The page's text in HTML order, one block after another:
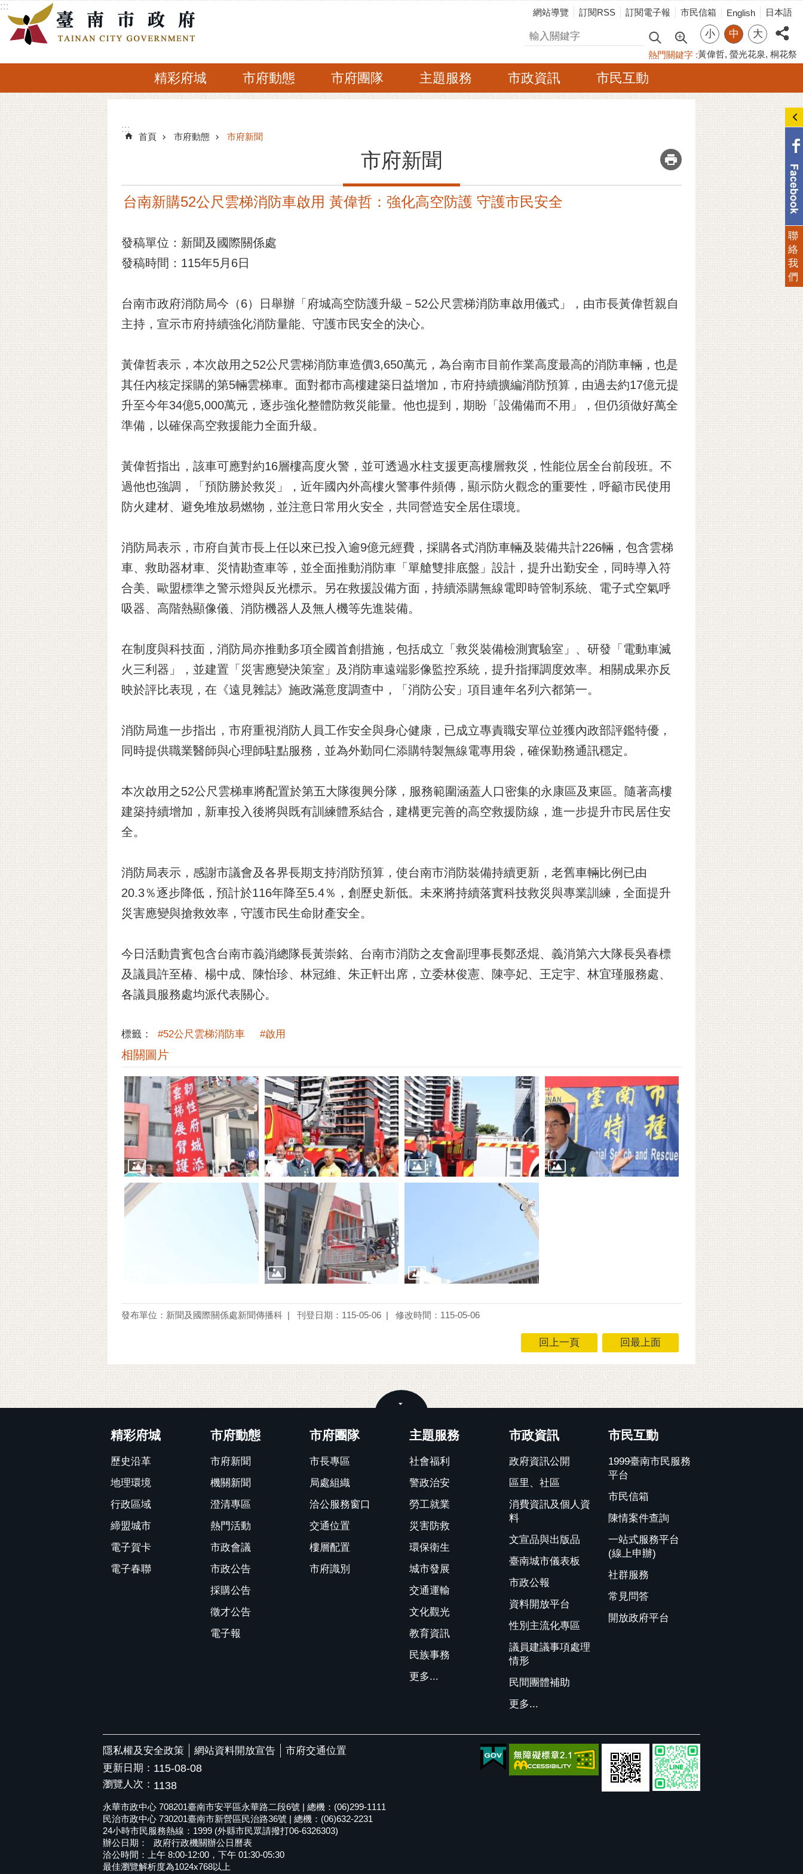
跳到主要內容區塊
:::
網站導覽 訂閱RSS 訂閱電子報 市民信箱 English 日本語
搜尋 小 中 大
熱門關鍵字 黃偉哲 螢光花泉 桐花祭
精彩府城 市府動態 市府團隊 主題服務 市政資訊 市民互動
:::
:::
首頁 市府動態 市府新聞
市府新聞 _
台南新購52公尺雲梯消防車啟用 黃偉哲：強化高空防護 守護市民安全
發稿單位：新聞及國際關係處
發稿時間：115年5月6日
台南市政府消防局今（6）日舉辦「府城高空防護升級－52公尺雲梯消防車啟用儀式」，由市長黃偉哲親自
主持，宣示市府持續強化消防量能、守護市民安全的決心。
黃偉哲表示，本次啟用之52公尺雲梯消防車造價3,650萬元，為台南市目前作業高度最高的消防車輛，也是
其任內核定採購的第5輛雲梯車。面對都市高樓建築日益增加，市府持續擴編消防預算，由過去約17億元提
升至今年34億5,000萬元，逐步強化整體防救災能量。他也提到，期盼「設備備而不用」，但仍須做好萬全
準備，以確保高空救援能力全面升級。
黃偉哲指出，該車可應對約16層樓高度火警，並可透過水柱支援更高樓層救災，性能位居全台前段班。不
過他也強調，「預防勝於救災」，近年國內外高樓火警事件頻傳，顯示防火觀念的重要性，呼籲市民使用
防火建材、避免堆放易燃物，並注意日常用火安全，共同營造安全居住環境。
消防局表示，市府自黃市長上任以來已投入逾9億元經費，採購各式消防車輛及裝備共計226輛，包含雲梯
車、救助器材車、災情勘查車等，並全面推動消防車「單艙雙排底盤」設計，提升出勤安全，同時導入符
合美、歐盟標準之警示燈與反光標示。另在救援設備方面，持續添購無線電即時管制系統、電子式空氣呼
吸器、高階熱顯像儀、消防機器人及無人機等先進裝備。
在制度與科技面，消防局亦推動多項全國首創措施，包括成立「救災裝備檢測實驗室」、研發「電動車滅
火三利器」，並建置「災害應變決策室」及消防車遠端影像監控系統，提升指揮調度效率。相關成果亦反
映於評比表現，在《遠見雜誌》施政滿意度調查中，「消防公安」項目連年名列六都第一。
消防局進一步指出，市府重視消防人員工作安全與身心健康，已成立專責職安單位並獲內政部評鑑特優，
同時提供職業醫師與心理師駐點服務，並為外勤同仁添購特製無線電專用袋，確保勤務通訊穩定。
本次啟用之52公尺雲梯車將配置於第五大隊復興分隊，服務範圍涵蓋人口密集的永康區及東區。隨著高樓
建築持續增加，新車投入後將與既有訓練體系結合，建構更完善的高空救援防線，進一步提升市民居住安
全。
消防局表示，感謝市議會及各界長期支持消防預算，使台南市消防裝備持續更新，老舊車輛比例已由
20.3％逐步降低，預計於116年降至5.4％，創歷史新低。未來將持續落實科技救災與專業訓練，全面提升
災害應變與搶救效率，守護市民生命財產安全。
今日活動貴賓包含台南市義消總隊長黃崇銘、台南市消防之友會副理事長鄭丞焜、義消第六大隊長吳春標
及議員許至椿、楊中成、陳怡珍、林冠維、朱正軒出席，立委林俊憲、陳亭妃、王定宇、林宜瑾服務處、
各議員服務處均派代表關心。
標籤： #52公尺雲梯消防車 #啟用
相關圖片
發布單位：新聞及國際關係處新聞傳播科 刊登日期：115-05-06 修改時間：115-05-06
回上一頁 回最上面
精彩府城
歷史沿革
地理環境
行政區域
締盟城市
電子賀卡
電子春聯
市府動態
市府新聞
機關新聞
澄清專區
熱門活動
市政會議
市政公告
採購公告
徵才公告
電子報
市府團隊
市長專區
局處組織
洽公服務窗口
交通位置
樓層配置
市府識別
主題服務
社會福利
警政治安
勞工就業
災害防救
環保衛生
城市發展
交通運輸
文化觀光
教育資訊
民族事務
更多...
市政資訊
政府資訊公開
區里、社區
消費資訊及個人資
料
文宣品與出版品
臺南城市儀表板
市政公報
資料開放平台
性別主流化專區
議員建議事項處理
情形
民間團體補助
更多...
市民互動
1999臺南市民服務
平台
市民信箱
陳情案件查詢
一站式服務平台
(線上申辦)
社群服務
常見問答
開放政府平台
隱私權及安全政策 網站資料開放宣告
市府交通位置
更新日期： 115-08-08
瀏覽人次： 1138
永華市政中心 708201臺南市安平區永華路二段6號 | 總機：(06)299-1111
民治市政中心 730201臺南市新營區民治路36號 | 總機：(06)632-2231
24小時市民服務熱線：1999 (外縣市民眾請撥打06-6326303)
辦公日期：
政府行政機關辦公日曆表
洽公時間：上午 8:00-12:00，下午 01:30-05:30
最佳瀏覽解析度為1024x768以上
聯
絡
我
們